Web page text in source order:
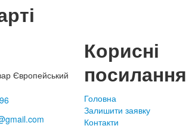
Європейський
Корисні
посилання
Головна
Залишити заявку
Контакти